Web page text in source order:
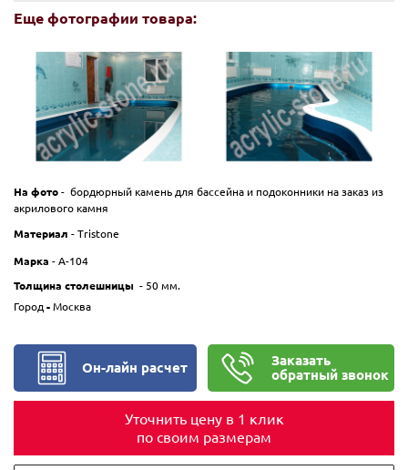
Еще фотографии товара:
На фото - бордюрный камень для бассейна и подоконники на заказ из
акрилового камня
Материал - Tristone
Марка - A-104
Толщина столешницы - 50 мм.
Город - Москва
Он-лайн расчет
Заказать
обратный звонок
Уточнить цену в 1 клик
по своим размерам